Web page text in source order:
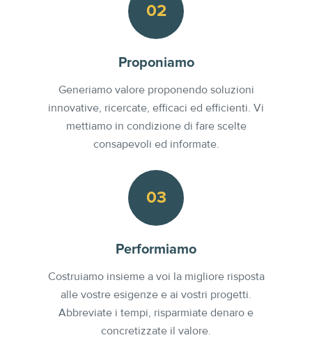
02
Proponiamo
Generiamo valore proponendo soluzioni
innovative, ricercate, efficaci ed efficienti. Vi
mettiamo in condizione di fare scelte
consapevoli ed informate.
03
Performiamo
Costruiamo insieme a voi la migliore risposta
alle vostre esigenze e ai vostri progetti.
Abbreviate i tempi, risparmiate denaro e
concretizzate il valore.